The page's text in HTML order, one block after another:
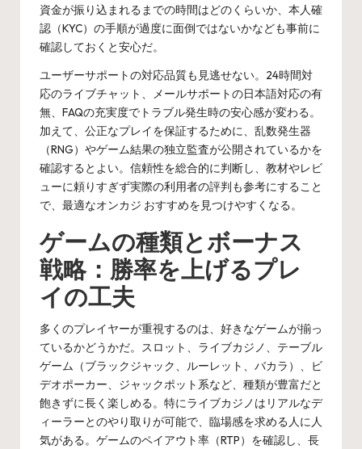
資金が振り込まれるまでの時間はどのくらいか、本人確
認（KYC）の手順が過度に面倒ではないかなども事前に
確認しておくと安心だ。
ユーザーサポートの対応品質も見逃せない。24時間対
応のライブチャット、メールサポートの日本語対応の有
無、FAQの充実度でトラブル発生時の安心感が変わる。
加えて、公正なプレイを保証するために、乱数発生器
（RNG）やゲーム結果の独立監査が公開されているかを
確認するとよい。信頼性を総合的に判断し、教材やレビ
ューに頼りすぎず実際の利用者の評判も参考にすること
で、最適なオンカジ おすすめを見つけやすくなる。
ゲームの種類とボーナス
戦略：勝率を上げるプレ
イの工夫
多くのプレイヤーが重視するのは、好きなゲームが揃っ
ているかどうかだ。スロット、ライブカジノ、テーブル
ゲーム（ブラックジャック、ルーレット、バカラ）、ビ
デオポーカー、ジャックポット系など、種類が豊富だと
飽きずに長く楽しめる。特にライブカジノはリアルなデ
ィーラーとのやり取りが可能で、臨場感を求める人に人
気がある。ゲームのペイアウト率（RTP）を確認し、長